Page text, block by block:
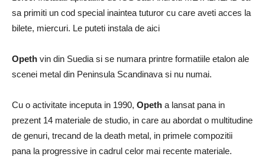
sa primiti un cod special inaintea tuturor cu care aveti acces la
bilete, miercuri. Le puteti instala de aici
Opeth vin din Suedia si se numara printre formatiile etalon ale
scenei metal din Peninsula Scandinava si nu numai.
Cu o activitate inceputa in 1990, Opeth a lansat pana in
prezent 14 materiale de studio, in care au abordat o multitudine
de genuri, trecand de la death metal, in primele compozitii
pana la progressive in cadrul celor mai recente materiale.